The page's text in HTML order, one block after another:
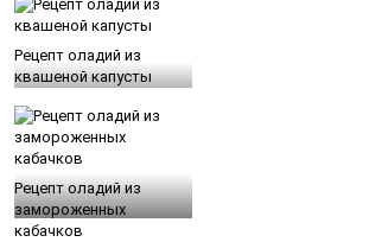
Рецепт оладий из
квашеной капусты
Рецепт оладий из
замороженных
кабачков